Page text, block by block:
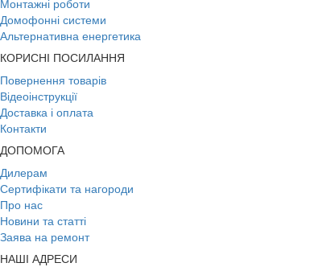
Монтажні роботи
Домофонні системи
Альтернативна енергетика
КОРИСНІ ПОСИЛАННЯ
Повернення товарів
Відеоінструкції
Доставка і оплата
Контакти
ДОПОМОГА
Дилерам
Сертифікати та нагороди
Про нас
Новини та статті
Заява на ремонт
НАШІ АДРЕСИ